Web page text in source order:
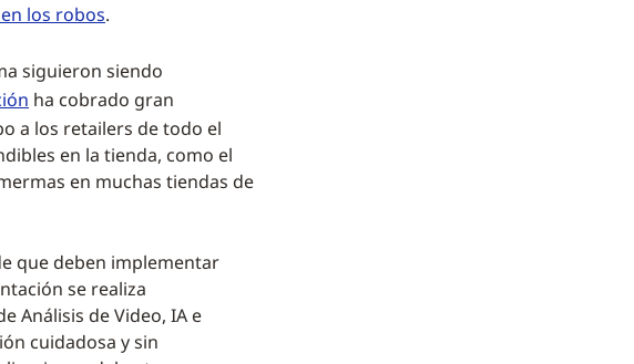
los robos.
siguieron siendo
ha cobrado gran
a los retailers de todo el
en la tienda, como el
en muchas tiendas de
que deben implementar
se realiza
Análisis de Video, IA e
cuidadosa y sin